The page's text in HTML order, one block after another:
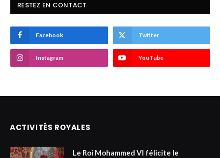
RESTEZ EN CONTACT
Facebook Twitter
Instagram YouTube
ACTIVITÉS ROYALES
Le Roi Mohammed VI félicite le